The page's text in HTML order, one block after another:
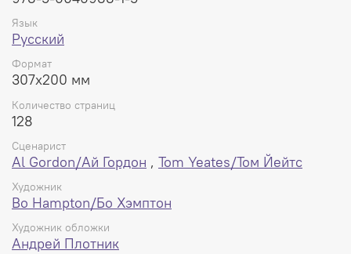
Твёрдый переплёт, 128 стр., 316х208 мм.
Язык
Русский
Формат
307x200 мм
Количество страниц
128
Сценарист
Al Gordon/Ай Гордон , Tom Yeates/Том Йейтс
Художник
Bo Hampton/Бо Хэмптон
Художник обложки
Андрей Плотник